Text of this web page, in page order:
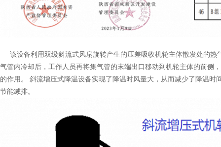
该设备利用双级斜流式风扇旋转产生的压差吸收机轮主体散发处的热
气管内冷却后，工作人员再将集气管的末端出口移动到机轮主体的前侧
的作用。 斜流增压式降温设备实现了降温时风量大，从而减少了降温
节能减排。